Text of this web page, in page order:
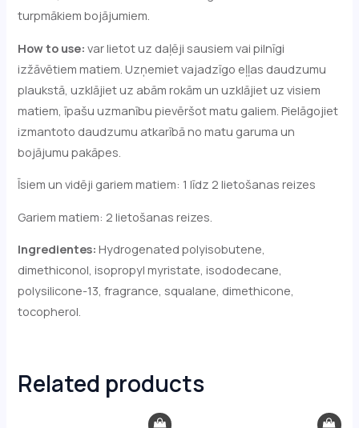
turpmākiem bojājumiem.
How to use: var lietot uz daļēji sausiem vai pilnīgi
izžāvētiem matiem. Uzņemiet vajadzīgo eļļas daudzumu
plaukstā, uzklājiet uz abām rokām un uzklājiet uz visiem
matiem, īpašu uzmanību pievēršot matu galiem. Pielāgojiet
izmantoto daudzumu atkarībā no matu garuma un
bojājumu pakāpes.
Īsiem un vidēji gariem matiem: 1 līdz 2 lietošanas reizes
Gariem matiem: 2 lietošanas reizes.
Ingredientes: Hydrogenated polyisobutene,
dimethiconol, isopropyl myristate, isododecane,
polysilicone-13, fragrance, squalane, dimethicone,
tocopherol.
Related products